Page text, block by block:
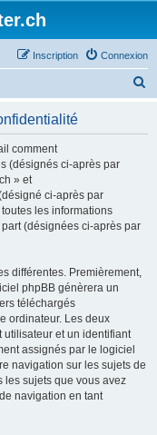
Connexion
Inscription
comment
(désignés ci-après par
» et
ci-après par
les informations
(désignées ci-après par
différentes. Premièrement,
phpBB génèrera un
téléchargés
ordinateur. Les deux
utilisateur et un identifiant
assignés par le logiciel
navigation sur les sujets de
les sujets que vous avez
navigation en tant